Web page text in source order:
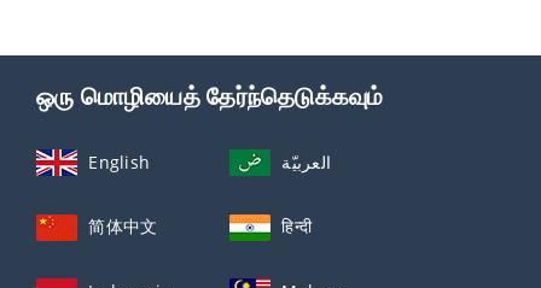
ஒரு மொழியைத் தேர்ந்தெடுக்கவும்
English العربيّة
简体中文 हिन्दी